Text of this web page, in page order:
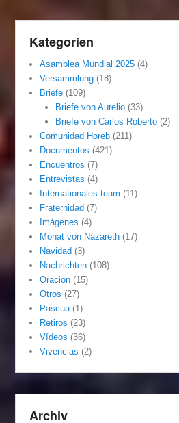
Kategorien
Asamblea Mundial 2025 (4)
Versammlung (18)
Briefe (109)
Briefe von Aurelio(33)
Briefe von Carlos Roberto(2)
Comunidad Horeb (211)
Documentos (421)
Encuentros (7)
Entrevistas (4)
Internationales team (11)
Fraternidad (7)
Imágenes (4)
Monat von Nazareth (17)
Navidad (3)
Nachrichten (108)
Oracion (15)
Otros (27)
Pascua (1)
Retiros (23)
Vídeos (36)
Vivencias (2)
Archiv